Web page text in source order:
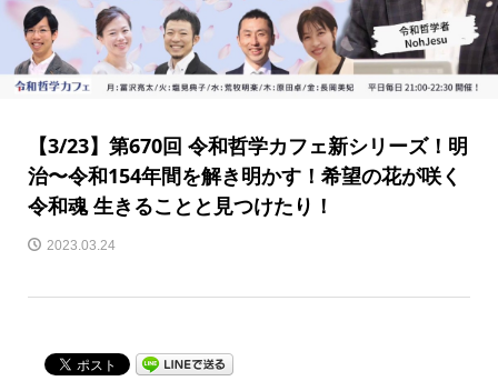
【3/23】第670回 令和哲学カフェ新シリーズ！明
治〜令和154年間を解き明かす！希望の花が咲く
令和魂 生きることと見つけたり！
2023.03.24